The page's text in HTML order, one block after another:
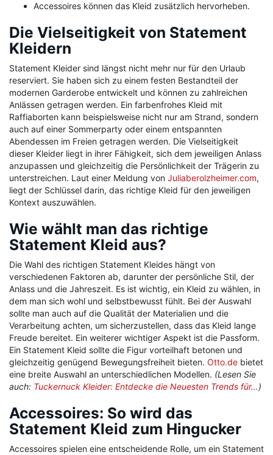
Accessoires können das Kleid zusätzlich hervorheben.
Die Vielseitigkeit von Statement
Kleidern
Statement Kleider sind längst nicht mehr nur für den Urlaub
reserviert. Sie haben sich zu einem festen Bestandteil der
modernen Garderobe entwickelt und können zu zahlreichen
Anlässen getragen werden. Ein farbenfrohes Kleid mit
Raffiaborten kann beispielsweise nicht nur am Strand, sondern
auch auf einer Sommerparty oder einem entspannten
Abendessen im Freien getragen werden. Die Vielseitigkeit
dieser Kleider liegt in ihrer Fähigkeit, sich dem jeweiligen Anlass
anzupassen und gleichzeitig die Persönlichkeit der Trägerin zu
unterstreichen. Laut einer Meldung von Juliaberolzheimer.com,
liegt der Schlüssel darin, das richtige Kleid für den jeweiligen
Kontext auszuwählen.
Wie wählt man das richtige
Statement Kleid aus?
Die Wahl des richtigen Statement Kleides hängt von
verschiedenen Faktoren ab, darunter der persönliche Stil, der
Anlass und die Jahreszeit. Es ist wichtig, ein Kleid zu wählen, in
dem man sich wohl und selbstbewusst fühlt. Bei der Auswahl
sollte man auch auf die Qualität der Materialien und die
Verarbeitung achten, um sicherzustellen, dass das Kleid lange
Freude bereitet. Ein weiterer wichtiger Aspekt ist die Passform.
Ein Statement Kleid sollte die Figur vorteilhaft betonen und
gleichzeitig genügend Bewegungsfreiheit bieten. Otto.de bietet
eine breite Auswahl an unterschiedlichen Modellen. (Lesen Sie
auch: Tuckernuck Kleider: Entdecke die Neuesten Trends für…)
Accessoires: So wird das
Statement Kleid zum Hingucker
Accessoires spielen eine entscheidende Rolle, um ein Statement